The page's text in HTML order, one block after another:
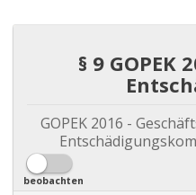
§ 9 GOPEK
GOPEK 2016 -
beobachten